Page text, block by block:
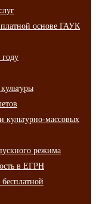
основе ГАУК
массовых
режима
в ЕГРН